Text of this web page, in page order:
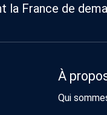
la France de
À
Qui